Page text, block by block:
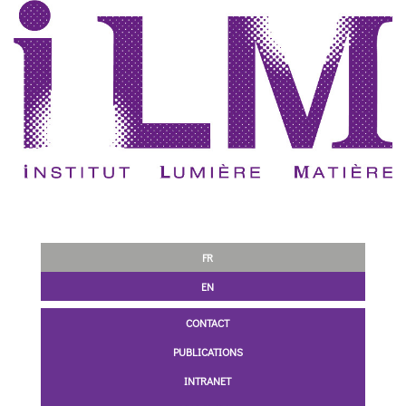
FR
EN
CONTACT
PUBLICATIONS
INTRANET